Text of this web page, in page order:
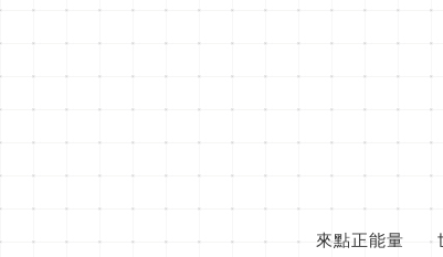
來點正能量